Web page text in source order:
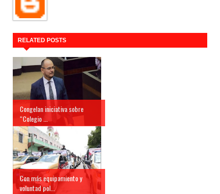
RELATED POSTS
Congelan iniciativa sobre
“Colegio ...
Con más equipamiento y
voluntad pol...